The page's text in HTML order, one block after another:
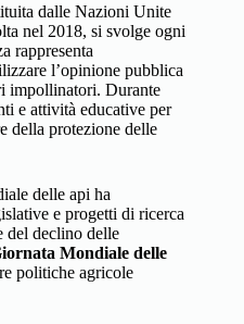
dalle Nazioni Unite
nel 2018, si svolge ogni
rappresenta
l’opinione pubblica
impollinatori. Durante
e attività educative per
della protezione delle
delle api ha
e progetti di ricerca
del declino delle
Mondiale delle
politiche agricole